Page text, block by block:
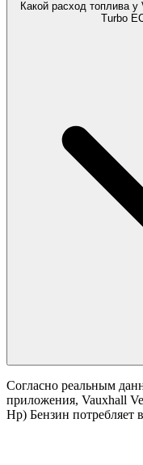
Какой расход топлива
Turbo
Согласно реальным
приложения, Vauxhall
Hp) Бензин потребляет